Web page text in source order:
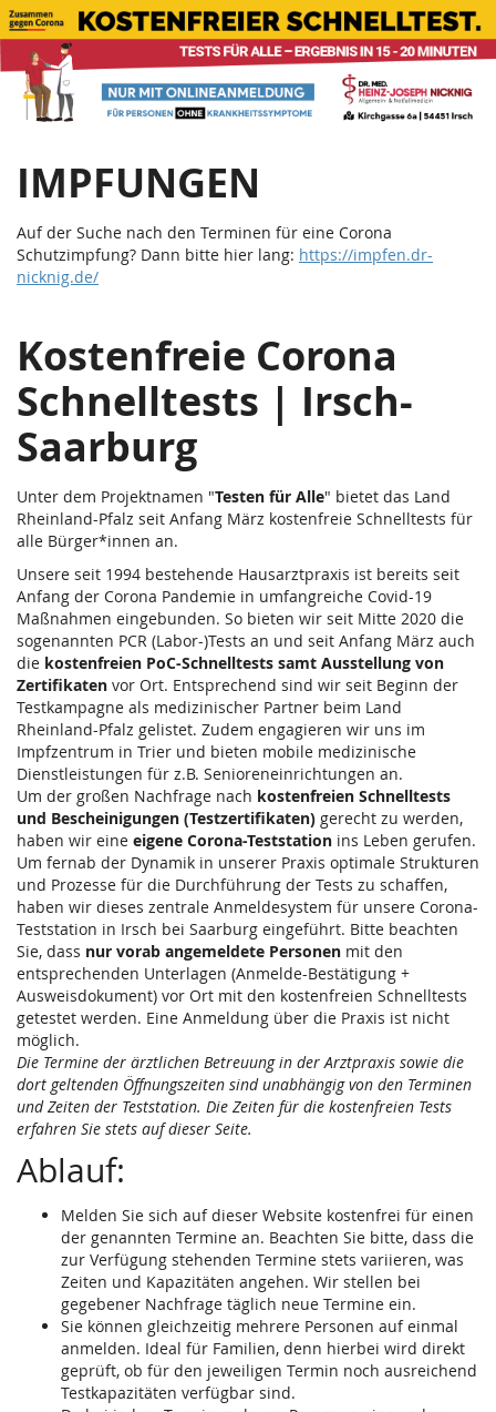
Zum
Haupt-
Inhalt
springen
Corona
Schnelltests
Teststation
Irsch
Saarburg
IMPFUNGEN
Auf der Suche nach den Terminen für eine Corona
Schutzimpfung? Dann bitte hier lang: https://impfen.dr-
nicknig.de/
Kostenfreie Corona
Schnelltests | Irsch-
Saarburg
Unter dem Projektnamen "Testen für Alle" bietet das Land
Rheinland-Pfalz seit Anfang März kostenfreie Schnelltests für
alle Bürger*innen an.
Unsere seit 1994 bestehende Hausarztpraxis ist bereits seit
Anfang der Corona Pandemie in umfangreiche Covid-19
Maßnahmen eingebunden. So bieten wir seit Mitte 2020 die
sogenannten PCR (Labor-)Tests an und seit Anfang März auch
die kostenfreien PoC-Schnelltests samt Ausstellung von
Zertifikaten vor Ort. Entsprechend sind wir seit Beginn der
Testkampagne als medizinischer Partner beim Land
Rheinland-Pfalz gelistet. Zudem engagieren wir uns im
Impfzentrum in Trier und bieten mobile medizinische
Dienstleistungen für z.B. Senioreneinrichtungen an.
Um der großen Nachfrage nach kostenfreien Schnelltests
und Bescheinigungen (Testzertifikaten) gerecht zu werden,
haben wir eine eigene Corona-Teststation ins Leben gerufen.
Um fernab der Dynamik in unserer Praxis optimale Strukturen
und Prozesse für die Durchführung der Tests zu schaffen,
haben wir dieses zentrale Anmeldesystem für unsere Corona-
Teststation in Irsch bei Saarburg eingeführt. Bitte beachten
Sie, dass nur vorab angemeldete Personen mit den
entsprechenden Unterlagen (Anmelde-Bestätigung +
Ausweisdokument) vor Ort mit den kostenfreien Schnelltests
getestet werden. Eine Anmeldung über die Praxis ist nicht
möglich.
Die Termine der ärztlichen Betreuung in der Arztpraxis sowie die
dort geltenden Öffnungszeiten sind unabhängig von den Terminen
und Zeiten der Teststation. Die Zeiten für die kostenfreien Tests
erfahren Sie stets auf dieser Seite.
Ablauf:
Melden Sie sich auf dieser Website kostenfrei für einen
der genannten Termine an. Beachten Sie bitte, dass die
zur Verfügung stehenden Termine stets variieren, was
Zeiten und Kapazitäten angehen. Wir stellen bei
gegebener Nachfrage täglich neue Termine ein.
Sie können gleichzeitig mehrere Personen auf einmal
anmelden. Ideal für Familien, denn hierbei wird direkt
geprüft, ob für den jeweiligen Termin noch ausreichend
Testkapazitäten verfügbar sind.